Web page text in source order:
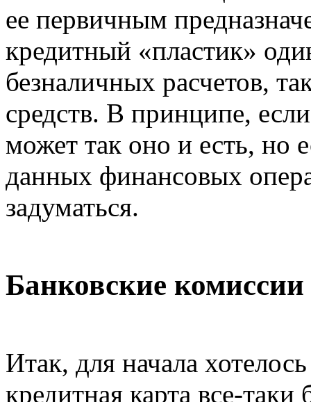
ее первичным
кредитный «пластик»
безналичных расчетов,
средств. В принципе,
может так оно и есть, но
данных финансовых
задуматься.
Банковские
Итак, для начала
кредитная карта все-